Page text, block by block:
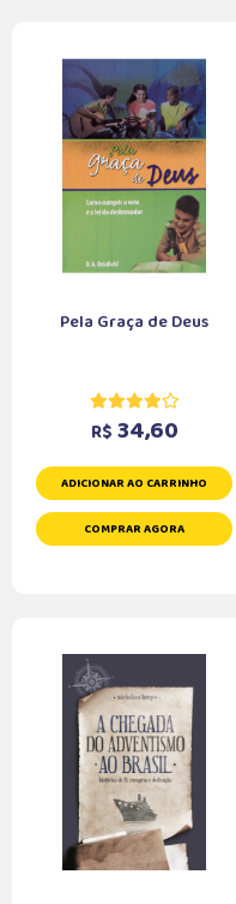
Pela Graça de Deus
R$ 34,60
ADICIONAR AO CARRINHO
COMPRAR AGORA